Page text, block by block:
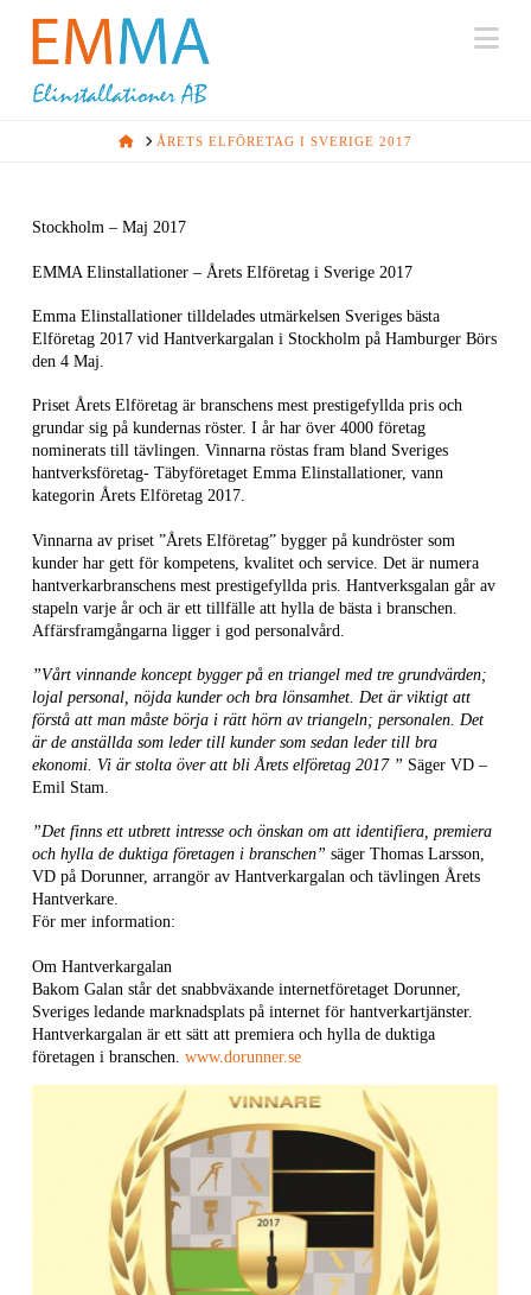
HOMEÅRETS ELFÖRETAG I SVERIGE 2017
Stockholm – Maj 2017
EMMA Elinstallationer – Årets Elföretag i Sverige 2017
Emma Elinstallationer tilldelades utmärkelsen Sveriges bästa
Elföretag 2017 vid Hantverkargalan i Stockholm på Hamburger Börs
den 4 Maj.
Priset Årets Elföretag är branschens mest prestigefyllda pris och
grundar sig på kundernas röster. I år har över 4000 företag
nominerats till tävlingen. Vinnarna röstas fram bland Sveriges
hantverksföretag- Täbyföretaget Emma Elinstallationer, vann
kategorin Årets Elföretag 2017.
Vinnarna av priset ”Årets Elföretag” bygger på kundröster som
kunder har gett för kompetens, kvalitet och service. Det är numera
hantverkarbranschens mest prestigefyllda pris. Hantverksgalan går av
stapeln varje år och är ett tillfälle att hylla de bästa i branschen.
Affärsframgångarna ligger i god personalvård.
”Vårt vinnande koncept bygger på en triangel med tre grundvärden;
lojal personal, nöjda kunder och bra lönsamhet. Det är viktigt att
förstå att man måste börja i rätt hörn av triangeln; personalen. Det
är de anställda som leder till kunder som sedan leder till bra
ekonomi. Vi är stolta över att bli Årets elföretag 2017 ” Säger VD –
Emil Stam.
”Det finns ett utbrett intresse och önskan om att identifiera, premiera
och hylla de duktiga företagen i branschen” säger Thomas Larsson,
VD på Dorunner, arrangör av Hantverkargalan och tävlingen Årets
Hantverkare.
För mer information:
Om Hantverkargalan
Bakom Galan står det snabbväxande internetföretaget Dorunner,
Sveriges ledande marknadsplats på internet för hantverkartjänster.
Hantverkargalan är ett sätt att premiera och hylla de duktiga
företagen i branschen. www.dorunner.se